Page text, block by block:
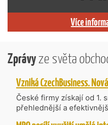
Více
Zprávyze světa
České firmy získají od 1.
přehlednější a